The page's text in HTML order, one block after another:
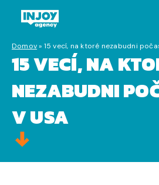
Domov» 15 vecí, na ktoré nezabudni
15 VECÍ, NA
NEZABUDNI
V USA